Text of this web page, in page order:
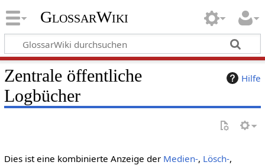
GlossarWiki
Hilfe
Zentrale öffentliche
Logbücher
Dies ist eine kombinierte Anzeige der Medien-, Lösch-,